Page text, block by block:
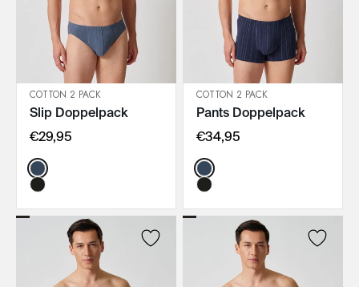
IN DEN WARENKORB
COTTON 2 PACK
Slip Doppelpack
€29,95
Color:
IN DEN WARENKORB
COTTON 2 PACK
Pants Doppelpack
€34,95
Color: